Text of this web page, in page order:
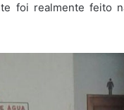
foi realmente feito